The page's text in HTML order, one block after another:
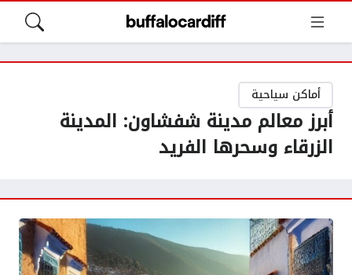
أماكن سياحية
أبرز معالم مدينة شفشاون: المدينة
الزرقاء وسحرها الفريد